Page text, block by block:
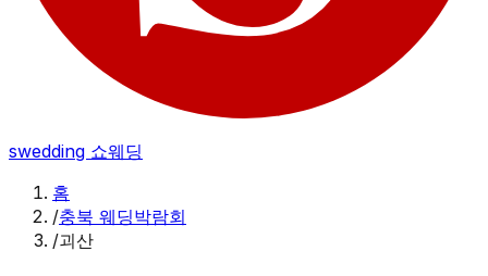
swedding 쇼웨딩
홈
/충북 웨딩박람회
/괴산